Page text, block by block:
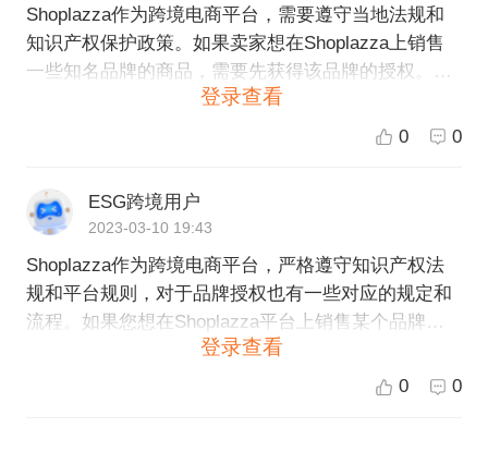
Shoplazza作为跨境电商平台，需要遵守当地法规和
知识产权保护政策。如果卖家想在Shoplazza上销售
一些知名品牌的商品，需要先获得该品牌的授权。通
常，获取品牌授权的步骤如下： 1. 了解品牌授权政
策：在品牌官方网站或官方代理商处了解该品牌的授
请。申请材料通常包括个人资料、店铺信息、销售计
划、营业执照、授权书等。 3. 签订授权协议：如果申
请成功，品牌方会与卖家签订授权协议，并注明销售
商品的范围、销售渠道、价格等信息。 请注意，在申
请品牌授权前，请仔细了解品牌授权政策和要求，确
保申请材料的准确性、真实性。
登录查看
0 0
ESG跨境用户
2023-03-10 19:43
Shoplazza作为跨境电商平台，严格遵守知识产权法
规和平台规则，对于品牌授权也有一些对应的规定和
流程。如果您想在Shoplazza平台上销售某个品牌的
产品，需要向该品牌申请授权。授权流程可能因品牌
登录查看
0 0